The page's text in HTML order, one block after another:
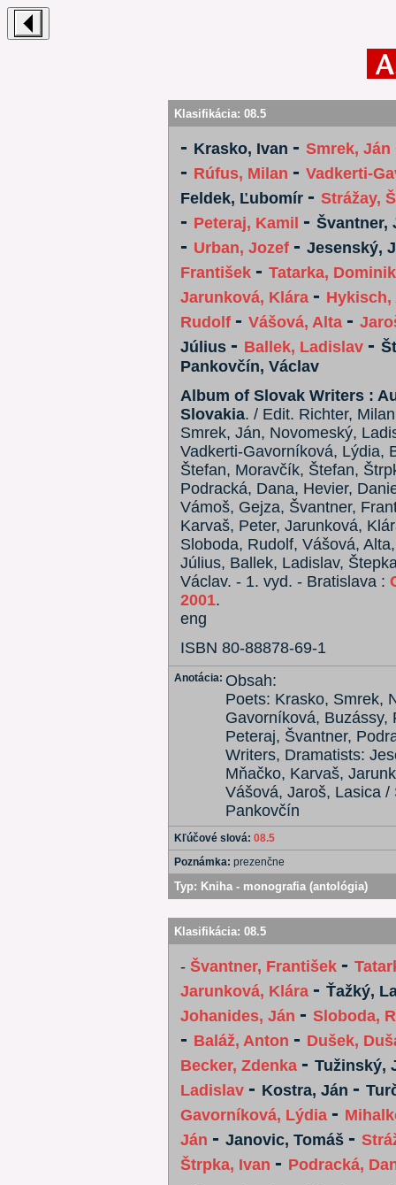
Klasifikácia: 08.5
- Krasko, Ivan - Smrek, Ján
- Rúfus, Milan - Vadkerti-
Feldek, Ľubomír - Strážay,
- Peteraj, Kamil - Švantner,
- Urban, Jozef - Jesenský,
František - Tatarka, Dominik
Jarunková, Klára - Hykisch,
Rudolf - Vášová, Alta -
Július - Ballek, Ladislav -
Pankovčín, Václav
Album of Slovak Writers :
Slovakia. / Edit. Richter,
Smrek, Ján, Novomeský,
Vadkerti-Gavorníková, Lýdia,
Štefan, Moravčík, Štefan,
Podracká, Dana, Hevier,
Vámoš, Gejza, Švantner,
Karvaš, Peter, Jarunková,
Sloboda, Rudolf, Vášová,
Július, Ballek, Ladislav,
Václav. - 1. vyd. - Bratislava :
2001.
eng
ISBN 80-88878-69-1
Anotácia: Obsah:
Poets: Krasko, Smrek,
Gavorníková, Buzássy,
Peteraj, Švantner,
Writers, Dramatists:
Mňačko, Karvaš,
Vášová, Jaroš, Lasica
Pankovčín
Kľúčové slová: 08.5
Poznámka: prezenčne
Typ: Kniha - monografia (antológia)
Klasifikácia: 08.5
- Švantner, František -
Jarunková, Klára - Ťažký,
Johanides, Ján - Sloboda,
- Baláž, Anton - Dušek,
Becker, Zdenka - Tužinský,
Ladislav - Kostra, Ján -
Gavorníková, Lýdia -
Ján - Janovic, Tomáš -
Štrpka, Ivan - Podracká,